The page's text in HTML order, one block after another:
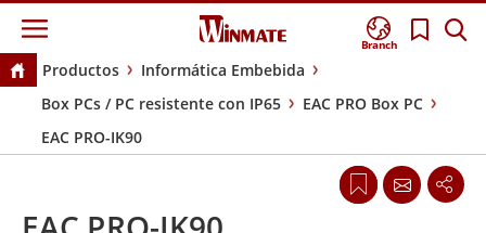
Branch
Productos
Informática Embebida
Box PCs / PC resistente con IP65
EAC PRO Box PC
EAC PRO-IK90